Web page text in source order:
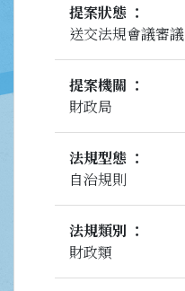
提案狀態
送交法規會議審議
提案機關
財政局
法規型態
自治規則
法規類別
財政類